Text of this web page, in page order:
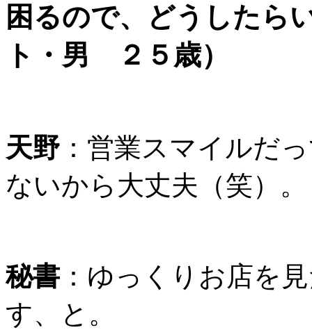
困るので、どうしたら
ト・男 ２５歳）
天野 ：営業スマイルだ
ないから大丈夫（笑）。
秘書 ：ゆっくりお店を
す、と。